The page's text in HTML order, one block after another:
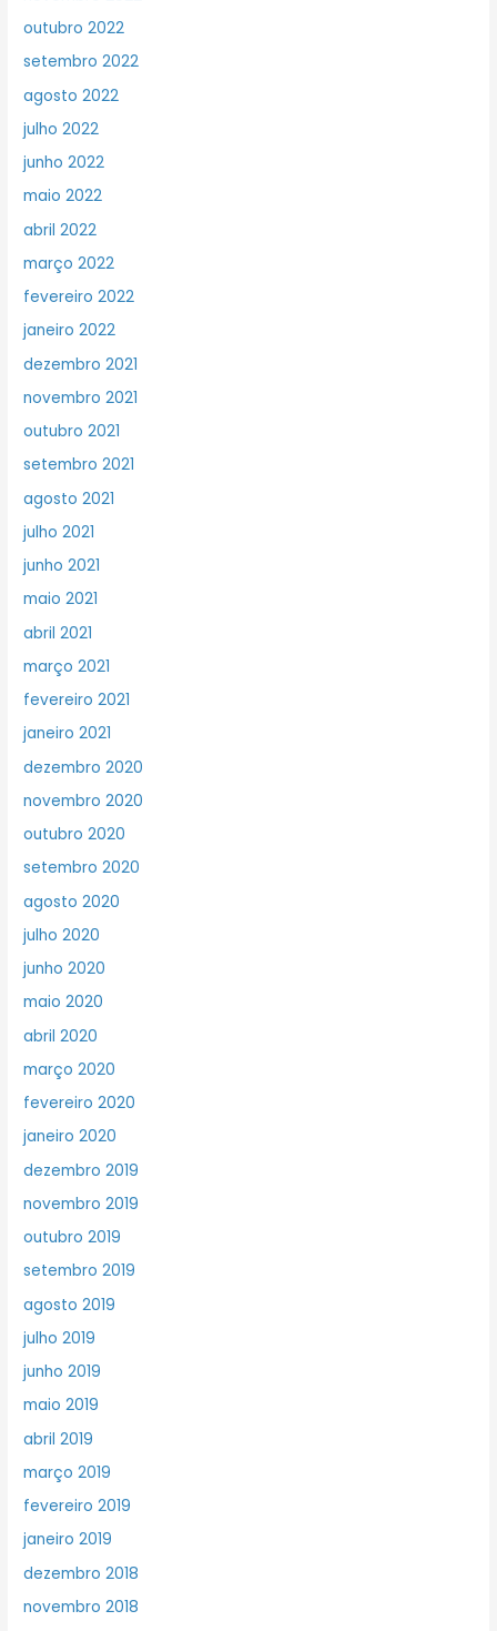
outubro 2022
setembro 2022
agosto 2022
julho 2022
junho 2022
maio 2022
abril 2022
março 2022
fevereiro 2022
janeiro 2022
dezembro 2021
novembro 2021
outubro 2021
setembro 2021
agosto 2021
julho 2021
junho 2021
maio 2021
abril 2021
março 2021
fevereiro 2021
janeiro 2021
dezembro 2020
novembro 2020
outubro 2020
setembro 2020
agosto 2020
julho 2020
junho 2020
maio 2020
abril 2020
março 2020
fevereiro 2020
janeiro 2020
dezembro 2019
novembro 2019
outubro 2019
setembro 2019
agosto 2019
julho 2019
junho 2019
maio 2019
abril 2019
março 2019
fevereiro 2019
janeiro 2019
dezembro 2018
novembro 2018